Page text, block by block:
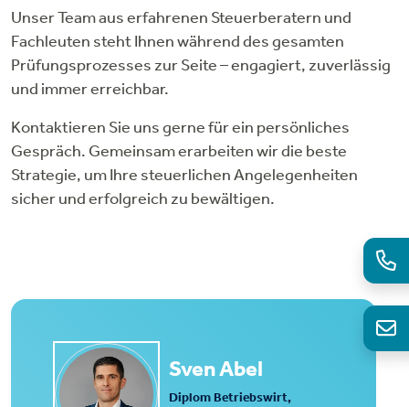
Unser Team aus erfahrenen Steuerberatern und
Fachleuten steht Ihnen während des gesamten
Prüfungsprozesses zur Seite – engagiert, zuverlässig
und immer erreichbar.
Kontaktieren Sie uns gerne für ein persönliches
Gespräch. Gemeinsam erarbeiten wir die beste
Strategie, um Ihre steuerlichen Angelegenheiten
sicher und erfolgreich zu bewältigen.
Sven Abel
Diplom Betriebswirt,